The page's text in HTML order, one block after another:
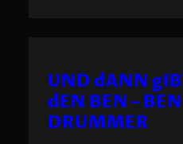
UND dANN
dEN BEN –
DRUMMER